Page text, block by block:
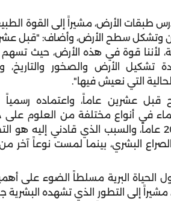
طبقات الأرض، مشيراً إلى القوة
وتشكل سطح الأرض، وأضاف: "قبل
لأننا قوة في هذه الأرض، حيث تسهم
بإعادة تشكيل الأرض والصخور
التي نعيش فيها".
قبل عشرين عاماً، واعتماده
في أنواع مختلفة من العلوم على
قادني إليه قبل اكتشافه بأكثر من 20 عاماً، والسبب الذي
البشري، بينما لمست نوعاً آخر من
البرية مسلطاً الضوء على أهمية
مشيراً إلى التطور الذي تشهده البشرية